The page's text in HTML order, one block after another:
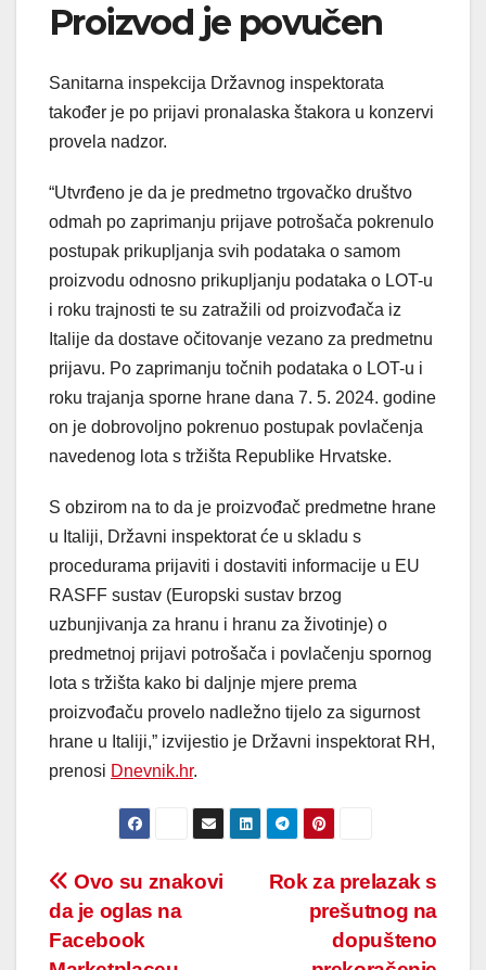
Proizvod je povučen
Sanitarna inspekcija Državnog inspektorata
također je po prijavi pronalaska štakora u konzervi
provela nadzor.
“Utvrđeno je da je predmetno trgovačko društvo
odmah po zaprimanju prijave potrošača pokrenulo
postupak prikupljanja svih podataka o samom
proizvodu odnosno prikupljanju podataka o LOT-u
i roku trajnosti te su zatražili od proizvođača iz
Italije da dostave očitovanje vezano za predmetnu
prijavu. Po zaprimanju točnih podataka o LOT-u i
roku trajanja sporne hrane dana 7. 5. 2024. godine
on je dobrovoljno pokrenuo postupak povlačenja
navedenog lota s tržišta Republike Hrvatske.
S obzirom na to da je proizvođač predmetne hrane
u Italiji, Državni inspektorat će u skladu s
procedurama prijaviti i dostaviti informacije u EU
RASFF sustav (Europski sustav brzog
uzbunjivanja za hranu i hranu za životinje) o
predmetnoj prijavi potrošača i povlačenju spornog
lota s tržišta kako bi daljnje mjere prema
proizvođaču provelo nadležno tijelo za sigurnost
hrane u Italiji,” izvijestio je Državni inspektorat RH,
prenosi Dnevnik.hr.
Post
navigation
Rok za prelazak s
prešutnog na
dopušteno
Ovo su znakovi
da je oglas na
Facebook